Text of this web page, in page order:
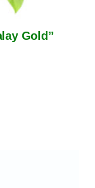
Gold”